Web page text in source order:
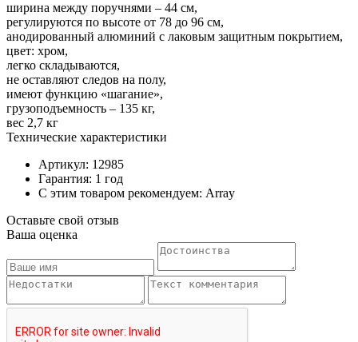
ширина между поручнями – 44 см,
регулируются по высоте от 78 до 96 см,
анодированный алюминий c лаковым защитным покрытием,
цвет: хром,
легко складываются,
не оставляют следов на полу,
имеют функцию «шагание»,
грузоподъемность – 135 кг,
вес 2,7 кг
Технические характеристики
Артикул: 12985
Гарантия: 1 год
С этим товаром рекомендуем: Array
Оставьте свой отзыв
Ваша оценка